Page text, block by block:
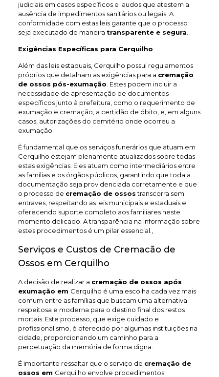
judiciais em casos específicos e laudos que atestem a
ausência de impedimentos sanitários ou legais. A
conformidade com estas leis garante que o processo
seja executado de maneira transparente e segura
Exigências Específicas para Cerquilho
Além das leis estaduais, Cerquilho possui regulamentos
próprios que detalham as exigências para a cremação
de ossos pós-exumação . Estes podem incluir a
necessidade de apresentação de documentos
específicos junto à prefeitura, como o requerimento de
exumação e cremação, a certidão de óbito, e, em alguns
casos, autorizações do cemitério onde ocorreu a
exumação.
É fundamental que os serviços funerários que atuam em
Cerquilho estejam plenamente atualizados sobre todas
estas exigências. Eles atuam como intermediários entre
as famílias e os órgãos públicos, garantindo que toda a
documentação seja providenciada corretamente e que
o processo de cremação de ossostranscorra sem
entraves, respeitando as leis municipais e estaduais e
oferecendo suporte completo aos familiares neste
momento delicado. A transparência na informação sobre
estes procedimentos é um pilar essencial.,
Serviços e Custos de Cremacão de
Ossos em Cerquilho
A decisão de realizar a cremação de ossos após
exumação em Cerquilho é uma escolha cada vez mais
comum entre as famílias que buscam uma alternativa
respeitosa e moderna para o destino final dos restos
mortais. Este processo, que exige cuidado e
profissionalismo, é oferecido por algumas instituições na
cidade, proporcionando um caminho para a
perpetuação da memória de forma digna.
É importante ressaltar que o serviço de cremação de
ossos em Cerquilho envolve procedimentos